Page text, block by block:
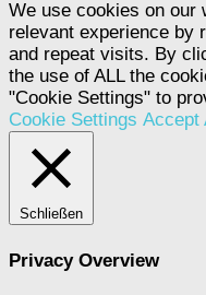
We use cookies on our
relevant experience by
and repeat visits. By
the use of ALL the
"Cookie Settings" to
Cookie Settings Accept
Schließen
Privacy Overview